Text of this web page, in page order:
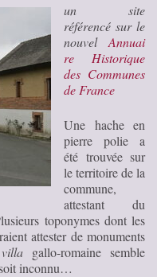
un site
référencé sur le
nouvel Annuai
re Historique
des Communes
de France
Une hache en
pierre polie a
été trouvée sur
le territoire de la
commune,
attestant du
toponymes dont les
attester de monuments
villa gallo-romaine semble
inconnu…